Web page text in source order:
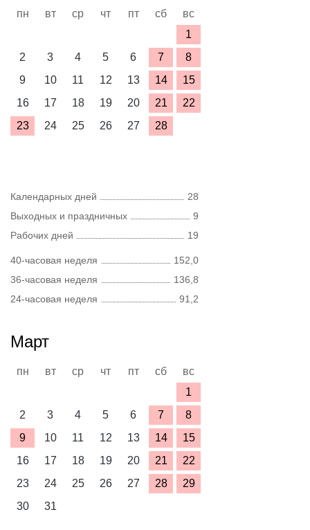
пн вт ср чт пт сб
вс
1
2
3 4 5 6 7
8
9
10 11 12 13 14
15
16
17 18 19 20 21
22
23
24 25 26 27 28
Календарных дней
28
Выходных и праздничных
9
Рабочих дней
19
40-часовая неделя
152,0
36-часовая неделя
136,8
24-часовая неделя
91,2
Март
пн вт ср чт пт сб
вс
1
2
3 4 5 6 7
8
9
10 11 12 13 14
15
16
17 18 19 20 21
22
23
24 25 26 27 28
29
30
31